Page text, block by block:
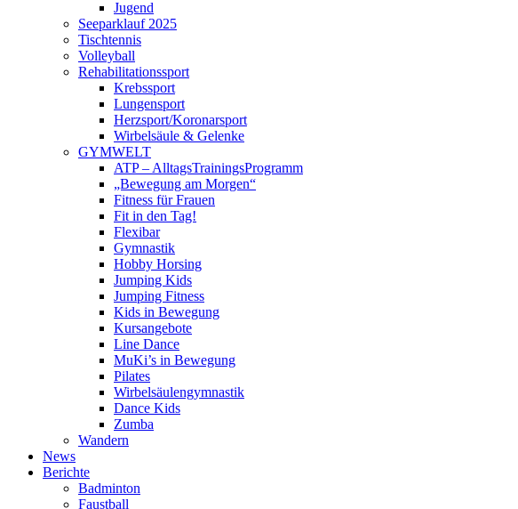
Jugend
Seeparklauf 2025
Tischtennis
Volleyball
Rehabilitationssport
Krebssport
Lungensport
Herzsport/Koronarsport
Wirbelsäule & Gelenke
GYMWELT
ATP – AlltagsTrainingsProgramm
„Bewegung am Morgen“
Fitness für Frauen
Fit in den Tag!
Flexibar
Gymnastik
Hobby Horsing
Jumping Kids
Jumping Fitness
Kids in Bewegung
Kursangebote
Line Dance
MuKi’s in Bewegung
Pilates
Wirbelsäulengymnastik
Dance Kids
Zumba
Wandern
News
Berichte
Badminton
Faustball